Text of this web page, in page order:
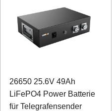
26650 25.6V 49Ah
LiFePO4 Power Batterie
für Telegrafensender